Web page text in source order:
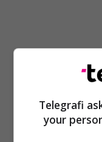
Telegrafi
your